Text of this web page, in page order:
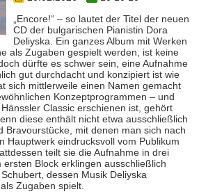
„Encore!“ – so lautet der Titel der neuen
CD der bulgarischen Pianistin Dora
Deliyska. Ein ganzes Album mit Werken
als Zugaben gespielt werden, ist keine
dürfte es schwer sein, eine Aufnahme
gut durchdacht und konzipiert ist wie
sich mittlerweile einen Namen gemacht
Konzeptprogrammen – und
Hänssler Classic erschienen ist, gehört
diese enthält nicht etwa ausschließlich
Bravourstücke, mit denen man sich nach
Hauptwerk eindrucksvoll vom Publikum
teilt sie die Aufnahme in drei
ersten Block erklingen ausschließlich
dessen Musik Deliyska
Zugaben spielt.